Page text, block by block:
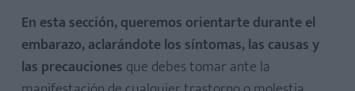
En esta sección, queremos orientarte durante el
embarazo, aclarándote los síntomas, las causas y
las precauciones que debes tomar ante la